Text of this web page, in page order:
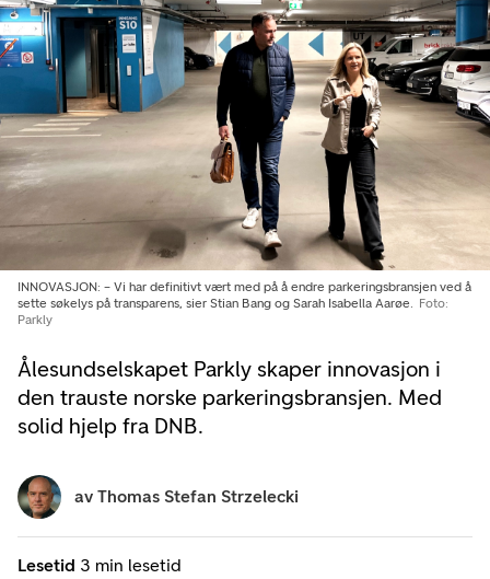
Ålesundselskapet Parkly skaper innovasjon i
den trauste norske parkeringsbransjen. Med
solid hjelp fra DNB.
INNOVASJON: – Vi har definitivt vært med på å endre parkeringsbransjen ved å
sette søkelys på transparens, sier Stian Bang og Sarah Isabella Aarøe.
Foto:
Parkly
Lesetid 3 min lesetid
av Thomas Stefan Strzelecki